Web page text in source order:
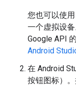
您也可以使用
一个虚拟设
Google API
Android
在 Android
按钮图标）。